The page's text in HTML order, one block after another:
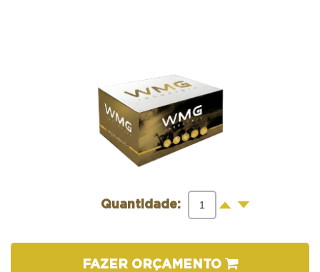
Quantidade: + -
FAZER ORÇAMENTO